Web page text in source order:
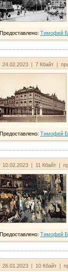
Предоставлено: Тимофей
24.02.2023 | 7 Кбайт |
Предоставлено: Тимофей
10.02.2023 | 11 Кбайт |
Предоставлено: Тимофей
26.01.2023 | 10 Кбайт |